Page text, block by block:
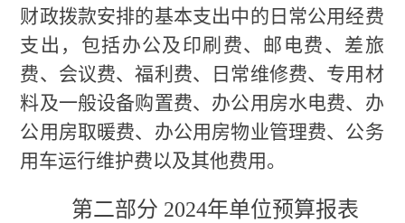
财政拨款安排的基本支出中的日常公用经费
支出，包括办公及印刷费、邮电费、差旅
费、会议费、福利费、日常维修费、专用材
料及一般设备购置费、办公用房水电费、办
公用房取暖费、办公用房物业管理费、公务
用车运行维护费以及其他费用。
第二部分 2024年单位预算报表